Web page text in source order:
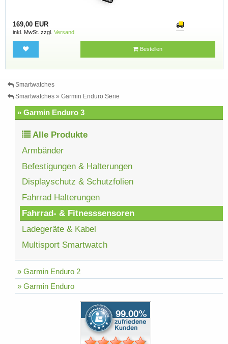
169,00 EUR
inkl. MwSt. zzgl. Versand
Bestellen
Smartwatches
Smartwatches » Garmin Enduro Serie
» Garmin Enduro 3
Alle Produkte
Armbänder
Befestigungen & Halterungen
Displayschutz & Schutzfolien
Fahrrad Halterungen
Fahrrad- & Fitnesssensoren
Ladegeräte & Kabel
Multisport Smartwatch
» Garmin Enduro 2
» Garmin Enduro